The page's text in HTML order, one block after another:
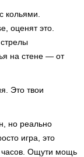
кольями.
оценят это.
на стене — от
Это твои
но реально
игра, это
часов. Ощути мощь